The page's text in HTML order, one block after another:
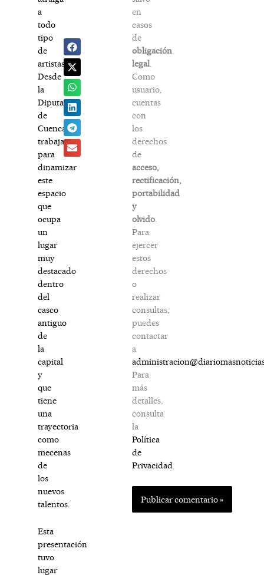
a
todo
tipo
de
artistas.
Desde
la
Diputación
de
Cuenca
trabajar
para
dinamizar
este
espacio
que
ocupa
un
lugar
muy
destacado
dentro
del
casco
antiguo
de
la
capital
y
que
tiene
una
trayectoria
como
mecenas
de
los
nuevos
talentos.
Esta
presentación
tuvo
lugar
en
casos
de
obligación
legal.
Como
usuario,
cuentas
con
los
derechos
de
acceso,
rectificación,
portabilidad
y
olvido.
Para
ejercer
estos
derechos
o
realizar
consultas,
puedes
contactar
a
Para
más
detalles,
consulta
la
Política
de
Privacidad